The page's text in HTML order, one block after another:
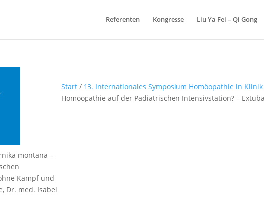
Referenten Kongresse Liu Ya Fei – Qi Gong
montana –
Kampf und
Dr. med. Isabel
Start/ 13. Internationales Symposium Homöopathie in Klinik
Homöopathie auf der Pädiatrischen Intensivstation? –